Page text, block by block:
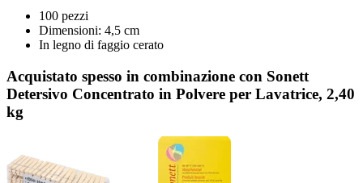
100 pezzi
Dimensioni: 4,5 cm
In legno di faggio cerato
Acquistato spesso in combinazione con Sonett
Detersivo Concentrato in Polvere per Lavatrice, 2,40
kg